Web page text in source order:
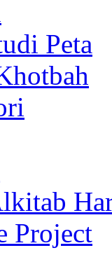
Peta
Project